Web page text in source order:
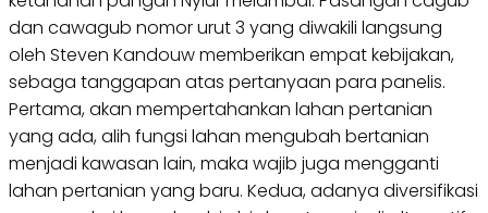
dan cawagub nomor urut 3 yang diwakili langsung
oleh Steven Kandouw memberikan empat kebijakan,
sebaga tanggapan atas pertanyaan para panelis.
Pertama, akan mempertahankan lahan pertanian
yang ada, alih fungsi lahan mengubah bertanian
menjadi kawasan lain, maka wajib juga mengganti
lahan pertanian yang baru. Kedua, adanya diversifikasi